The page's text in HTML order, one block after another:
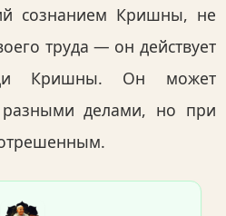
сознанием Кришны, не
труда — он действует
Кришны. Он может
делами, но при
отрешенным.